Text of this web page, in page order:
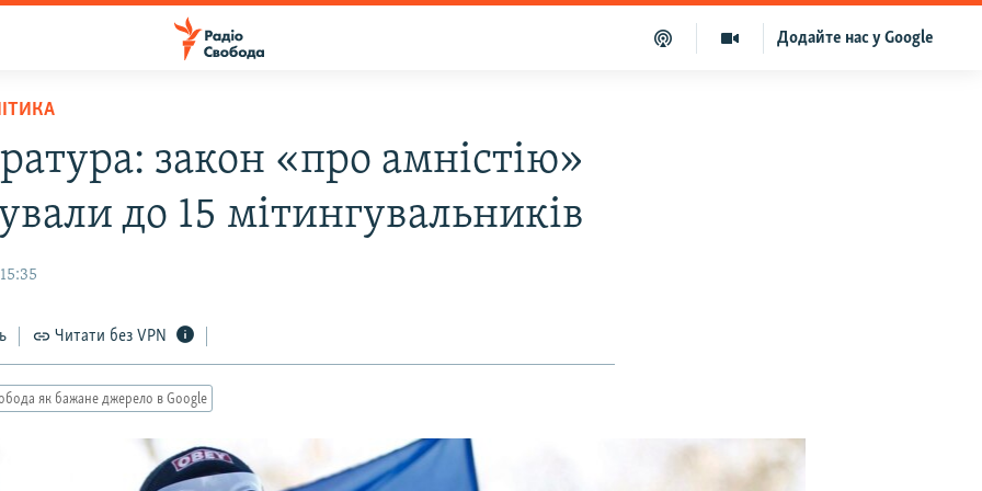
Додайте нас у Google
закон «про амністію»
до 15 мітингувальників
Читати без VPN
як бажане джерело в Google